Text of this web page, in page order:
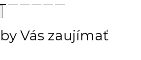
Vás zaujímať